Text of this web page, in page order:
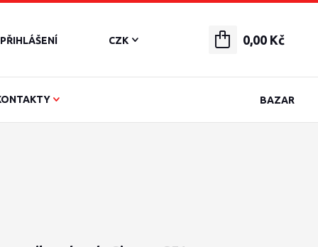
BAZAR
CZK
PŘIHLÁŠENÍ 0,00 Kč